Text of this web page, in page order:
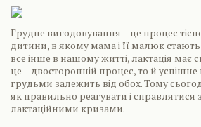
Грудне вигодовування – це процес
дитини, в якому мама і її малюк
все інше в нашому житті, лактація має
це – двосторонній процес, то й
грудьми залежить від обох. Тому
як правильно реагувати і справлятися
лактаційними кризами.